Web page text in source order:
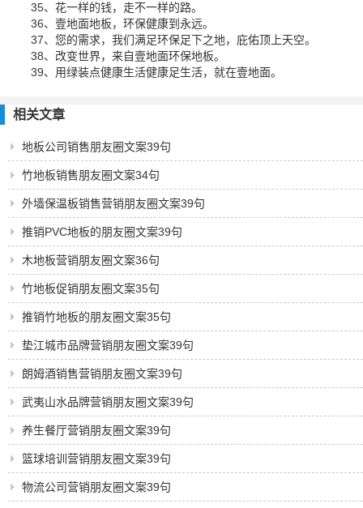
35、花一样的钱，走不一样的路。
36、壹地面地板，环保健康到永远。
37、您的需求，我们满足环保足下之地，庇佑顶上天空。
38、改变世界，来自壹地面环保地板。
39、用绿装点健康生活健康足生活，就在壹地面。
相关文章
地板公司销售朋友圈文案39句
竹地板销售朋友圈文案34句
外墙保温板销售营销朋友圈文案39句
推销PVC地板的朋友圈文案39句
木地板营销朋友圈文案36句
竹地板促销朋友圈文案35句
推销竹地板的朋友圈文案35句
垫江城市品牌营销朋友圈文案39句
朗姆酒销售营销朋友圈文案39句
武夷山水品牌营销朋友圈文案39句
养生餐厅营销朋友圈文案39句
篮球培训营销朋友圈文案39句
物流公司营销朋友圈文案39句